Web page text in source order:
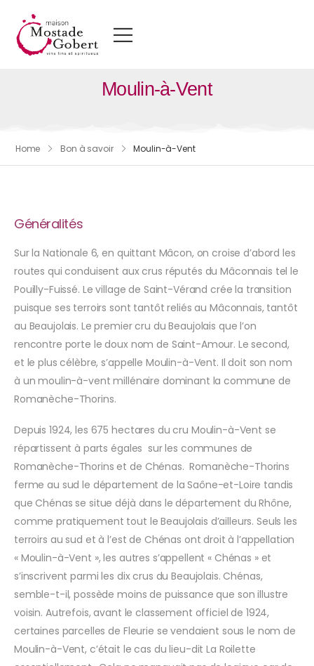
Moulin-à-Vent
Home Bon à savoir Moulin-à-Vent
Généralités
Sur la Nationale 6, en quittant Mâcon, on croise d’abord les
routes qui conduisent aux crus réputés du Mâconnais tel le
Pouilly-Fuissé. Le village de Saint-Vérand crée la transition
puisque ses terroirs sont tantôt reliés au Mâconnais, tantôt
au Beaujolais. Le premier cru du Beaujolais que l’on
rencontre porte le doux nom de Saint-Amour. Le second,
et le plus célèbre, s’appelle Moulin-à-Vent. Il doit son nom
à un moulin-à-vent millénaire dominant la commune de
Romanèche-Thorins.
Depuis 1924, les 675 hectares du cru Moulin-à-Vent se
répartissent à parts égales sur les communes de
Romanèche-Thorins et de Chénas. Romanèche-Thorins
ferme au sud le département de la Saône-et-Loire tandis
que Chénas se situe déjà dans le département du Rhône,
comme pratiquement tout le Beaujolais d’ailleurs. Seuls les
terroirs au sud et à l’est de Chénas ont droit à l’appellation
« Moulin-à-Vent », les autres s’appellent « Chénas » et
s’inscrivent parmi les dix crus du Beaujolais. Chénas,
semble-t-il, possède moins de puissance que son illustre
voisin. Autrefois, avant le classement officiel de 1924,
certaines parcelles de Fleurie se vendaient sous le nom de
Moulin-à-Vent, c’était le cas du lieu-dit La Roilette